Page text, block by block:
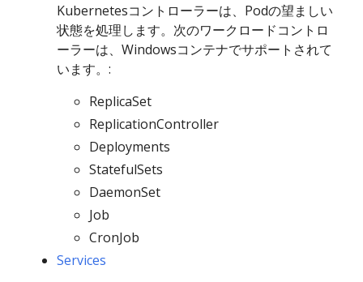
Kubernetesコントローラーは、Podの望ましい
状態を処理します。次のワークロードコントロ
ーラーは、Windowsコンテナでサポートされて
います。:
ReplicaSet
ReplicationController
Deployments
StatefulSets
DaemonSet
Job
CronJob
Services